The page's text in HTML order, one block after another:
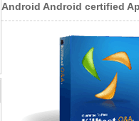
Android Android certified